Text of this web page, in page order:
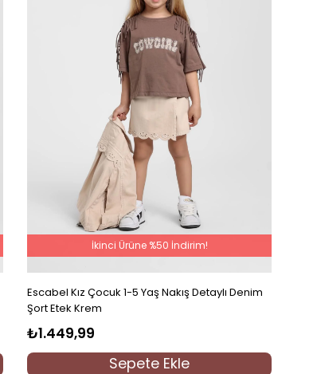
Escabel Kız Çocuk 1-5 Yaş Nakış Detaylı Denim
Şort Etek Krem
₺1.449,99
Sepete Ekle
İkinci Ürüne %50 İndirim!